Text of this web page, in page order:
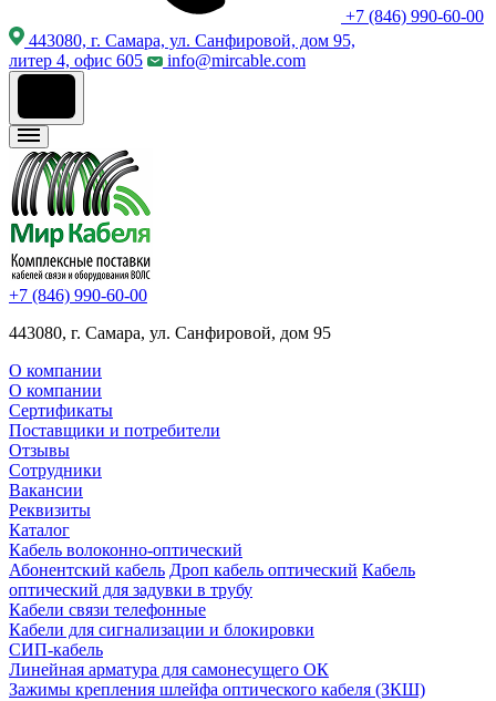
+7 (846) 990-60-00
443080, г. Самара, ул. Санфировой, дом 95,
литер 4, офис 605
info@mircable.com
+7 (846) 990-60-00
443080, г. Самара, ул. Санфировой, дом 95
О компании
О компании
Сертификаты
Поставщики и потребители
Отзывы
Сотрудники
Вакансии
Реквизиты
Каталог
Кабель волоконно-оптический
Абонентский кабель Дроп кабель оптический Кабель
оптический для задувки в трубу
Кабели связи телефонные
Кабели для сигнализации и блокировки
СИП-кабель
Линейная арматура для самонесущего ОК
Зажимы крепления шлейфа оптического кабеля (ЗКШ)